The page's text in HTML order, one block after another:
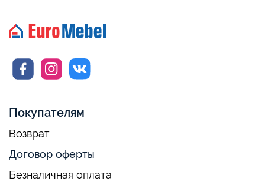
Покупателям
Возврат
Договор оферты
Безналичная оплата